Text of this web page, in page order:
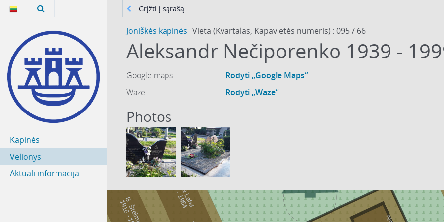
Kapinės
Velionys
Aktuali informacija
Grįžti į sąrašą
Joniškės kapinės Vieta (Kvartalas, Kapavietės numeris) : 095 / 66
Aleksandr Nečiporenko 1939 -
Google maps
Rodyti „Google Maps“
Waze
Rodyti „Waze“
Photos
B. Šteiman
9
1
6
-
1
9
6 Petenka Lefel
1
9
6
1
-
1
9
6
4